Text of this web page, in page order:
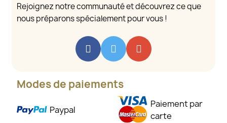
Rejoignez notre communauté et découvrez ce que
nous préparons spécialement pour vous !
Modes de paiements
Paypal
Paiement par
carte